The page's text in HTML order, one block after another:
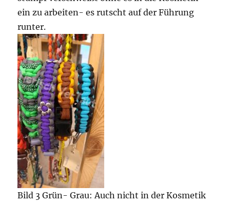
ein zu arbeiten- es rutscht auf der Führung
runter.
Bild 3 Grün- Grau: Auch nicht in der Kosmetik